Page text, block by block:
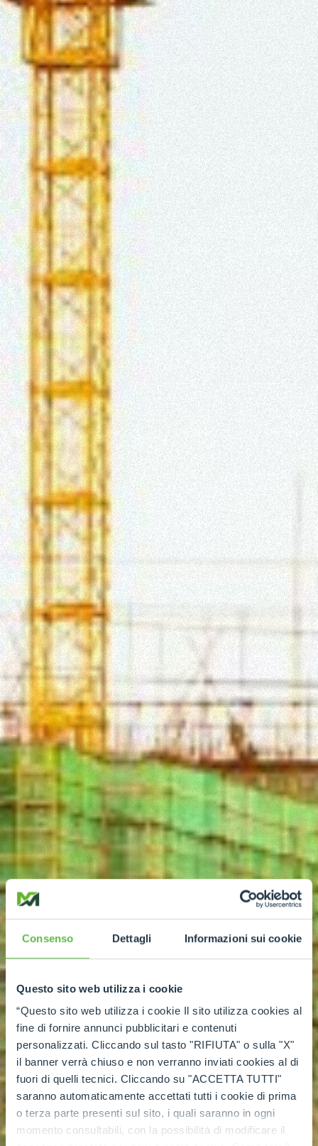
Consenso Dettagli Informazioni sui cookie
Questo sito web utilizza i cookie
“Questo sito web utilizza i cookie Il sito utilizza cookies al
fine di fornire annunci pubblicitari e contenuti
personalizzati. Cliccando sul tasto "RIFIUTA" o sulla "X"
il banner verrà chiuso e non verranno inviati cookies al di
fuori di quelli tecnici. Cliccando su "ACCETTA TUTTI"
saranno automaticamente accettati tutti i cookie di prima
o terza parte presenti sul sito, i quali saranno in ogni
momento consultabili, con la possibilità di modificare il